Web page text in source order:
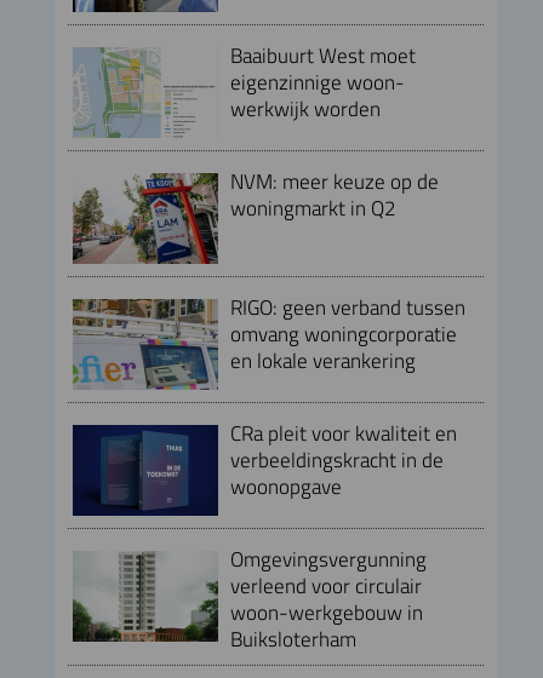
Baaibuurt West moet
eigenzinnige woon-
werkwijk worden
NVM: meer keuze op de
woningmarkt in Q2
RIGO: geen verband tussen
omvang woningcorporatie
en lokale verankering
CRa pleit voor kwaliteit en
verbeeldingskracht in de
woonopgave
Omgevingsvergunning
verleend voor circulair
woon-werkgebouw in
Buiksloterham